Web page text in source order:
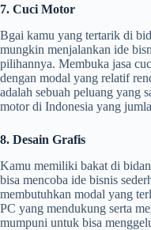
7. Cuci Motor
Bgai kamu yang tertarik di
mungkin menjalankan ide
pilihannya. Membuka jasa
dengan modal yang relatif
adalah sebuah peluang yang
motor di Indonesia yang
8. Desain Grafis
Kamu memiliki bakat di
bisa mencoba ide bisnis
membutuhkan modal yang
PC yang mendukung serta
mumpuni untuk bisa